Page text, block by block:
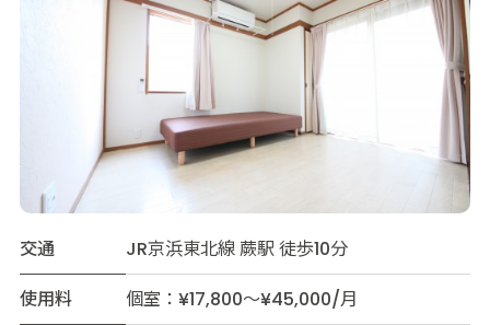
交通
JR京浜東北線 蕨駅 徒歩10分
使用料
個室：¥17,800～¥45,000/月